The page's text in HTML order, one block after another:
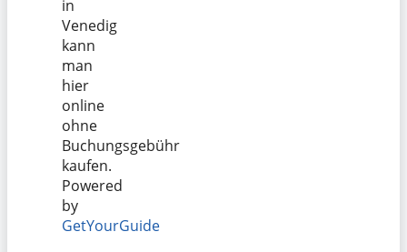
in
Venedig
kann
man
hier
online
ohne
Buchungsgebühr
kaufen.
Powered
by
GetYourGuide